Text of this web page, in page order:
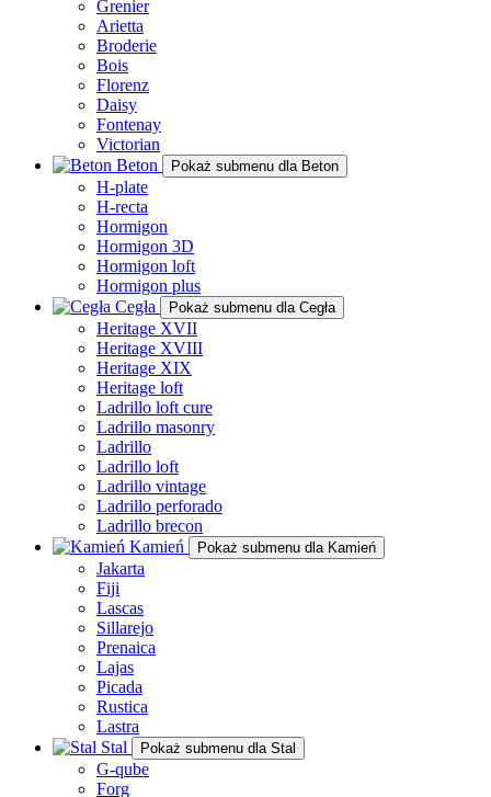
Grenier
Arietta
Broderie
Bois
Florenz
Daisy
Fontenay
Victorian
Beton
Pokaż submenu dla Beton
H-plate
H-recta
Hormigon
Hormigon 3D
Hormigon loft
Hormigon plus
Cegła
Pokaż submenu dla Cegła
Heritage XVII
Heritage XVIII
Heritage XIX
Heritage loft
Ladrillo loft cure
Ladrillo masonry
Ladrillo
Ladrillo loft
Ladrillo vintage
Ladrillo perforado
Ladrillo brecon
Kamień
Pokaż submenu dla Kamień
Jakarta
Fiji
Lascas
Sillarejo
Prenaica
Lajas
Picada
Rustica
Lastra
Stal
Pokaż submenu dla Stal
G-qube
Forg